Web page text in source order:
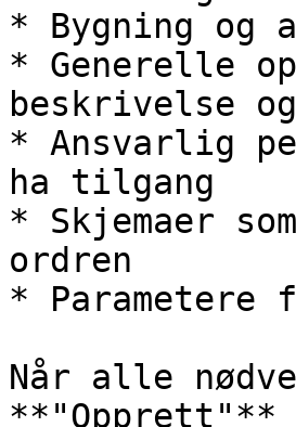
* Bygning og
* Generelle
beskrivelse
* Ansvarlig
ha tilgang
* Skjemaer
ordren
*
Når alle
**"Opprett"**